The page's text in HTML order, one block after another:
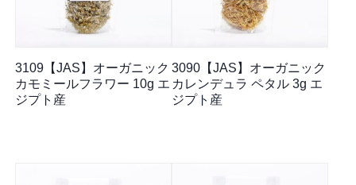
3109【JAS】オーガニック
カモミールフラワー 10g エ
ジプト産
3090【JAS】オーガニック
カレンデュラ ペタル 3g エ
ジプト産